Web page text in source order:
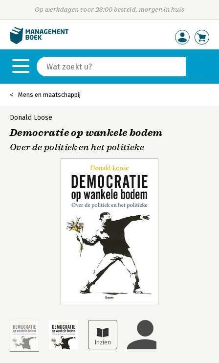
Op werkdagen voor 23:00 besteld, morgen in huis
Mens en maatschappij
Donald Loose
Democratie op wankele bodem
Over de politiek en het politieke